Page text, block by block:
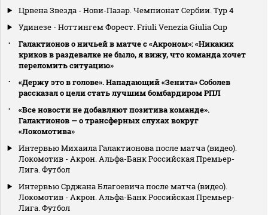
Црвена Звезда - Нови-Пазар. Чемпионат Сербии. Тур 4
Удинезе - Ноттингем Форест. Friuli Venezia Giulia Cup
Галактионов о ничьей в матче с «Акроном»: «Никаких
криков в раздевалке не было, я вижу, что команда хочет
переломить ситуацию»
«Держу это в голове». Нападающий «Зенита» Соболев
рассказал о цели стать лучшим бомбардиром РПЛ
«Все новости не добавляют позитива команде».
Галактионов — о трансферных слухах вокруг
«Локомотива»
Интервью Михаила Галактионова после матча (видео).
Локомотив - Акрон. Альфа-Банк Российская Премьер-
Лига. Футбол
Интервью Срджана Благоевича после матча (видео).
Локомотив - Акрон. Альфа-Банк Российская Премьер-
Лига. Футбол